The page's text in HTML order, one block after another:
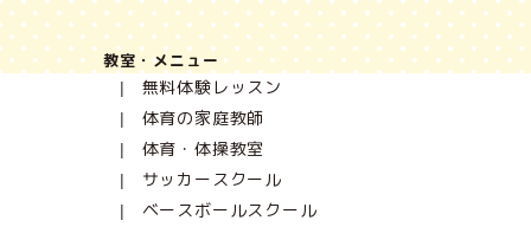
教室・メニュー
無料体験レッスン
体育の家庭教師
体育・体操教室
サッカースクール
ベースボールスクール